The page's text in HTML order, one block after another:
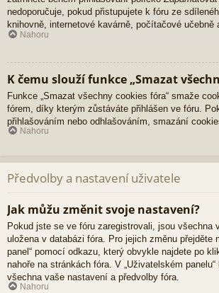
nedoporučuje, pokud přistupujete k fóru ze
knihovně, internetové kavárně, počítačové učebně
Nahoru
K čemu slouží funkce „Smazat
Funkce „Smazat všechny cookies fóra“ smaže
fórem, díky kterým zůstáváte přihlášen ve fóru.
přihlašováním nebo odhlašováním, smazání
Nahoru
Předvolby a nastavení uživatele
Jak můžu změnit svoje nastavení?
Pokud jste se ve fóru zaregistrovali, jsou všechna
uložena v databázi fóra. Pro jejich změnu přejděte
panel“ pomocí odkazu, který obvykle najdete po
nahoře na stránkách fóra. V „Uživatelském
všechna vaše nastavení a předvolby fóra.
Nahoru